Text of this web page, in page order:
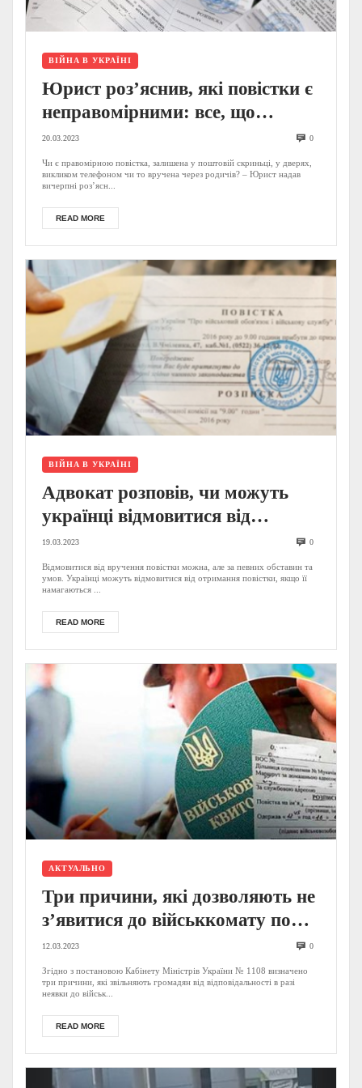
ВІЙНА В УКРАЇНІ
Юрист роз’яснив, які повістки є
неправомірними: все, що
потрібно знати
військовозобов’язаним
20.03.2023 0
Чи є правомірною повістка, залишена у поштовій скриньці, у дверях,
викликом телефоном чи то вручена через родичів? – Юрист надав
вичерпні роз’ясн...
READ MORE
ВІЙНА В УКРАЇНІ
Адвокат розповів, чи можуть
українці відмовитися від
отримання повістки
19.03.2023 0
Відмовитися від вручення повістки можна, але за певних обставин та
умов. Українці можуть відмовитися від отримання повістки, якщо її
намагаються ...
READ MORE
АКТУАЛЬНО
Три причини, які дозволяють не
з’явитися до військкомату по
повістці – Постанова КМУ
12.03.2023 0
Згідно з постановою Кабінету Міністрів України № 1108 визначено
три причини, які звільняють громадян від відповідальності в разі
неявки до військ...
READ MORE